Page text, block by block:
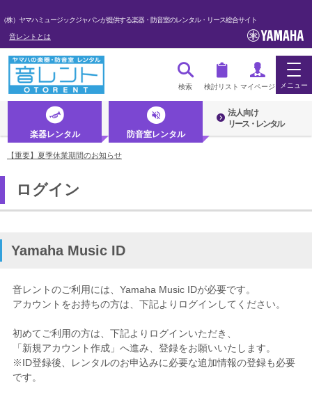
（株）ヤマハミュージックジャパンが提供する楽器・防音室のレンタル・リース総合サイト
音レントとは
検索 検討リスト マイページ メニュー
ログイン・マイページ
初めての方へ・音レントとは
法人のお客様
弦楽器
ギター・ウクレレ
打楽器
楽器レンタル 防音室レンタル
法人向け
リース・レンタル
【重要】夏季休業期間のお知らせ
ログイン
Yamaha Music ID
音レントのご利用には、Yamaha Music IDが必要です。
アカウントをお持ちの方は、下記よりログインしてください。
初めてご利用の方は、下記よりログインいただき、
「新規アカウント作成」へ進み、登録をお願いいたします。
※ID登録後、レンタルのお申込みに必要な追加情報の登録も必要
です。